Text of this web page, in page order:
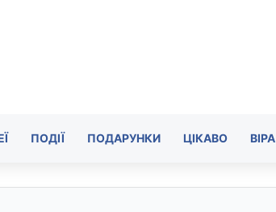
ПОДІЇ ПОДАРУНКИ ЦІКАВО ВІРА